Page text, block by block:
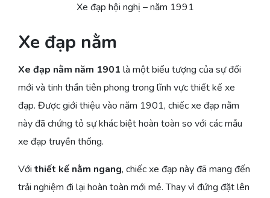
Xe đạp hội nghị – năm 1991
Xe đạp nằm
Xe đạp nằm năm 1901 là một biểu tượng của sự đổi
mới và tinh thần tiên phong trong lĩnh vực thiết kế xe
đạp. Được giới thiệu vào năm 1901, chiếc xe đạp nằm
này đã chứng tỏ sự khác biệt hoàn toàn so với các mẫu
xe đạp truyền thống.
Với thiết kế nằm ngang, chiếc xe đạp này đã mang đến
trải nghiệm đi lại hoàn toàn mới mẻ. Thay vì đứng đặt lên